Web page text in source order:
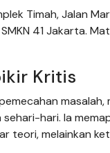
Timah, Jalan
41 Jakarta.
Kritis
masalah,
hari. Ia
teori, melainkan